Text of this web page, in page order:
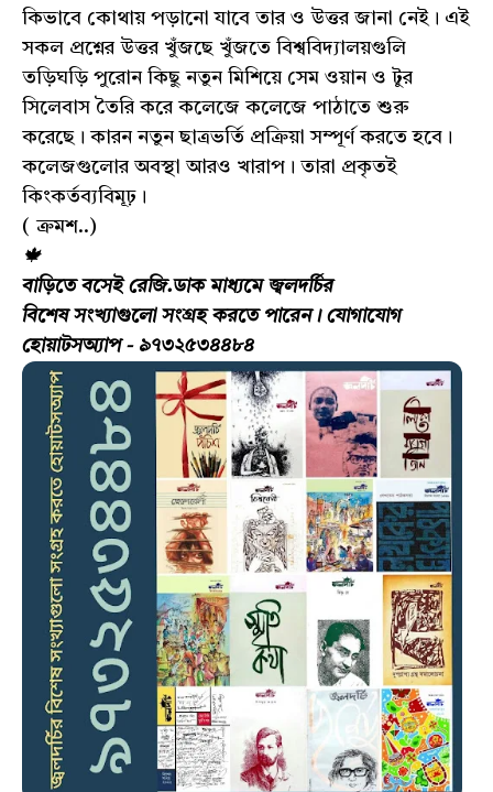
কিভাবে কোথায় পড়ানো যাবে তার ও উত্তর জানা নেই। এই
সকল প্রশ্নের উত্তর খুঁজছে খুঁজতে বিশ্ববিদ্যালয়গুলি
তড়িঘড়ি পুরোন কিছু নতুন মিশিয়ে সেম ওয়ান ও টুর
সিলেবাস তৈরি করে কলেজে কলেজে পাঠাতে শুরু
করেছে। কারন নতুন ছাত্রভর্তি প্রক্রিয়া সম্পূর্ণ করতে হবে।
কলেজগুলোর অবস্থা আরও খারাপ। তারা প্রকৃতই
কিংকর্তব্যবিমূঢ়।
( ক্রমশ..)
🍁
বাড়িতে বসেই রেজি.ডাক মাধ্যমে জ্বলদর্চির
বিশেষ সংখ্যাগুলো সংগ্রহ করতে পারেন। যোগাযোগ
হোয়াটসঅ্যাপ - ৯৭৩২৫৩৪৪৮৪